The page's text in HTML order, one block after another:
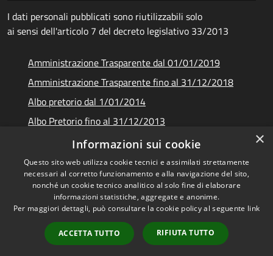
I dati personali pubblicati sono riutilizzabili solo
ai sensi dell'articolo 7 del decreto legislativo 33/2013
Amministrazione Trasparente dal 01/01/2019
Amministrazione Trasparente fino al 31/12/2018
Albo pretorio dal 1/01/2014
Albo Pretorio fino al 31/12/2013
Documenti e dati
Accessibilità
Copyright © 2026 • Unione dei
Comuni Montani Amiata
Grossetana • Powered by
Municipium•Accesso
×
Informazioni sui cookie
Questo sito web utilizza cookie tecnici e assimilati strettamente
necessari al corretto funzionamento e alla navigazione del sito,
nonché un cookie tecnico analitico al solo fine di elaborare
informazioni statistiche, aggregate e anonime.
Per maggiori dettagli, può consultare la cookie policy al seguente link
ACCETTA TUTTO RIFIUTA TUTTO